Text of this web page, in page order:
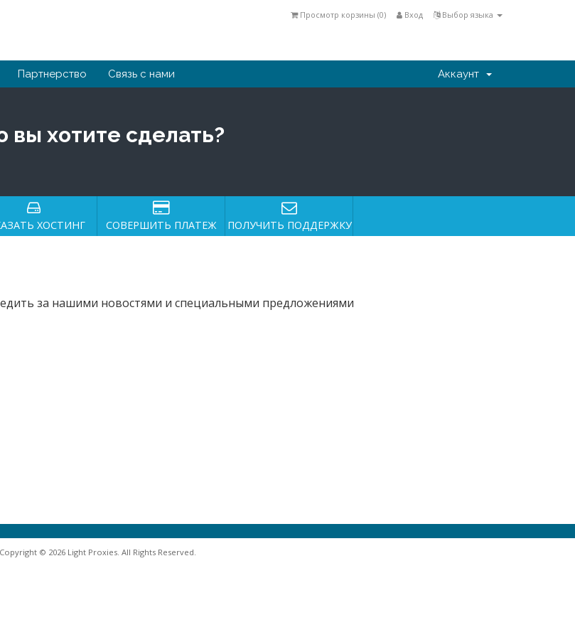
Выбор языка
Вход
Просмотр корзины (0)
Партнерство Связь с нами Аккаунт
вы хотите сделать?
ХОСТИНГ СОВЕРШИТЬ ПЛАТЕЖ ПОЛУЧИТЬ ПОДДЕРЖКУ
за нашими новостями и специальными предложениями
Copyright © 2026 Light Proxies. All Rights Reserved.